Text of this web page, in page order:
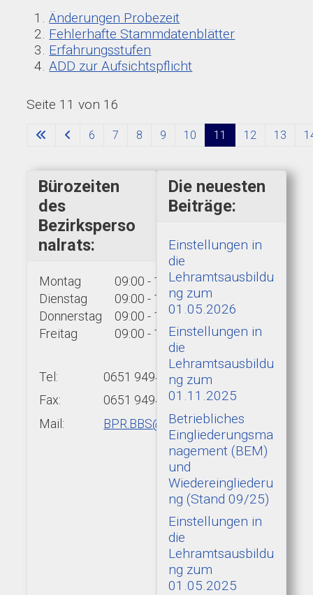
Änderungen Probezeit
Fehlerhafte Stammdatenblätter
Erfahrungsstufen
ADD zur Aufsichtspflicht
Seite 11 von 16
6 7 8 9 10 11 12 13
Bürozeiten
des
Bezirksperso
nalrats:
Montag
09:00 - 15:00 Uhr
Dienstag
09:00 - 15:00 Uhr
Donnerstag
09:00 - 15:00 Uhr
Freitag
09:00 - 13:00 Uhr
Tel:
0651 9494-439
Fax:
0651 9494-422
Mail:
BPR.BBS@add.rlp.de
Die neuesten
Beiträge:
Einstellungen in
die
Lehramtsausbildu
ng zum
01.05.2026
Einstellungen in
die
Lehramtsausbildu
ng zum
01.11.2025
Betriebliches
Eingliederungsma
nagement (BEM)
und
Wiedereingliederu
ng (Stand 09/25)
Einstellungen in
die
Lehramtsausbildu
ng zum
01.05.2025